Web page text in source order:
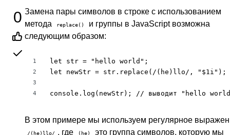
0 Замена пары символов в строке с использованием
метода
replace()
и группы в JavaScript возможна
следующим образом:
1
2
3
4
let str = "hello world";
let newStr = str.replace(/(he)llo/, "$1i");
console.log(newStr); // выводит "hello
В этом примере мы используем регулярное
/(he)llo/ , где (he)
это группа символов, которую мы